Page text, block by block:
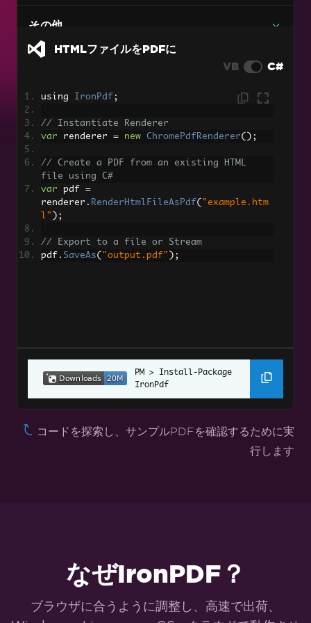
C# PDFから画像へのコード例（画質を落とさな
マルチページサポート付きTIFFをPDFに変換
動的ウェブページをPDFへ
XAML を PDF に（MAUI）
RazorをPDFに（Blazor Server）
ASPX ページを PDF に変換する設定
Angular.JSをPDFに
カスタム余白の設定
特定のページにヘッダー/フッターを追加
ページ番号と改ページ
その他
HTMLファイルをPDFに
VB
C#
using IronPdf ;
// Instantiate Renderer
var renderer = new ChromePdfRenderer();
// Create a PDF from an existing HTML
file using C#
var pdf =
renderer . RenderHtmlFileAsPdf( "example.htm
l" );
// Export to a file or Stream
pdf . SaveAs( "output.pdf" );
Install-Package
IronPdf
コードを探索し、サンプルPDFを確認するために実
行します
なぜIronPDF？
ブラウザに合うように調整し、高速で出荷、